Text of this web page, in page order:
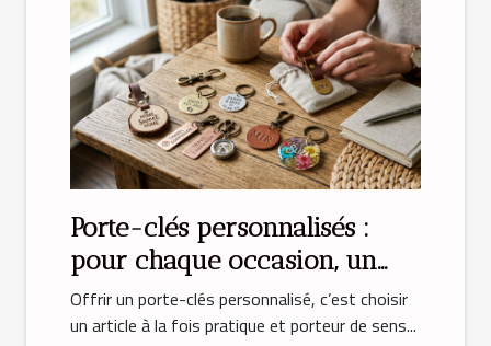
Porte-clés personnalisés :
pour chaque occasion, un
cadeau unique
Offrir un porte-clés personnalisé, c’est choisir
un article à la fois pratique et porteur de sens...